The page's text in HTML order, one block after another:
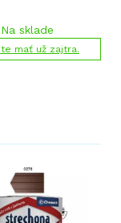
Na sklade
mať už zajtra.